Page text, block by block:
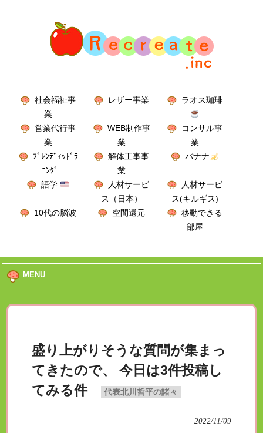
社会福祉事
業
レザー事業 ラオス珈琲
営業代行事
業
WEB制作事
業
コンサル事
業
ﾌﾞﾚﾝﾃﾞｨｯﾄﾞﾗ
ｰﾆﾝｸﾞ
解体工事事
業
バナナ
語学
人材サービ
ス（日本）
人材サービ
ス(キルギス)
10代の脳波
空間還元
移動できる
部屋
MENU
盛り上がりそうな質問が集まっ
てきたので、 今日は3件投稿し
てみる件
代表北川哲平の諸々
2022/11/09